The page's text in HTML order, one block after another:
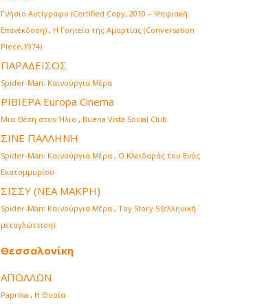
Γνήσιο Αντίγραφο (Certified Copy, 2010 – Ψηφιακή
Επανέκδοση) , Η Γοητεία της Αμαρτίας (Conversation
Piece,1974)
ΠΑΡΑΔΕΙΣΟΣ
Spider-Man: Καινούργια Μέρα
ΡΙΒΙΕΡΑ Europa Cinema
Μια Θέση στον Ήλιο , Buena Vista Social Club
ΣΙΝΕ ΠΑΛΛΗΝΗ
Spider-Man: Καινούργια Μέρα , Ο Κλειδαράς του Ενός
Εκατομμυρίου
ΣΙΣΣΥ (ΝΕΑ ΜΑΚΡΗ)
Spider-Man: Καινούργια Μέρα , Toy Story 5 (ελληνική
μεταγλώττιση)
Θεσσαλονίκη
ΑΠΟΛΛΩΝ
Paprika , Η Θυσία